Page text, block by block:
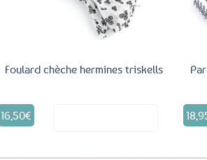
Foulard chèche hermines triskells
16,50€